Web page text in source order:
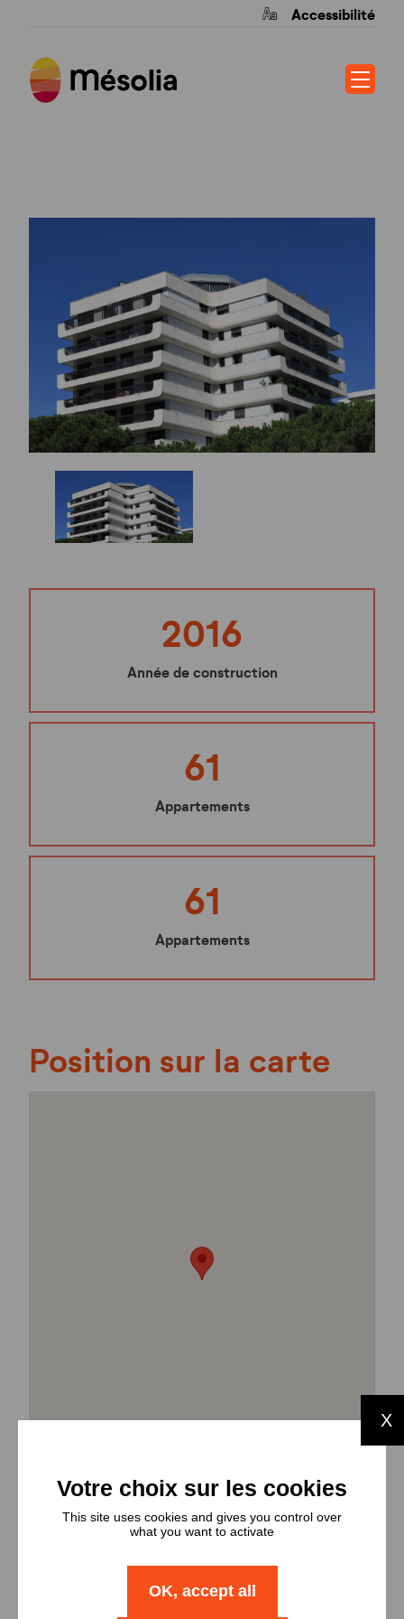
Accessibilité
2016
Année de construction
61
Appartements
61
Appartements
Position sur la carte
Types et
nombres de
X
This site uses cookies and gives you control over
what you want to activate
OK, accept all